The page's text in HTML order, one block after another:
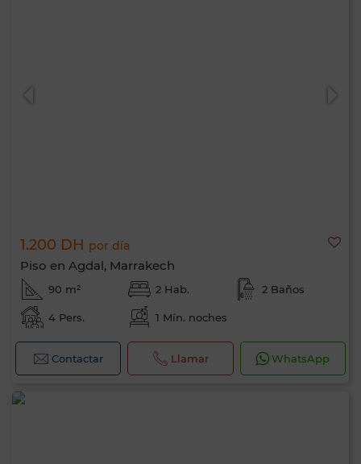
1.200 DH por día
Piso en Agdal, Marrakech
90 m² 2 Hab. 2 Baños
4 Pers. 1 Mín. noches
Contactar Llamar WhatsApp